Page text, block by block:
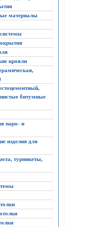
материалы
кровли
битумные
паро- и
изделия для
турникеты,